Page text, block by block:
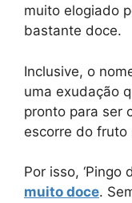
muito elogiado
bastante doce.
Inclusive, o
uma exudação
pronto para ser
escorre do
Por isso, ‘Pingo
muito doce.